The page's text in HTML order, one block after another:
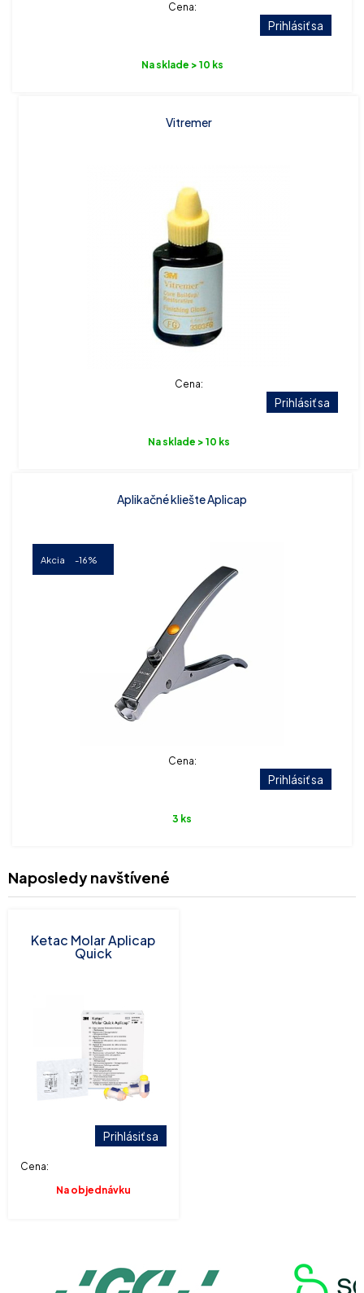
Cena:
Prihlásiť sa
Na sklade > 10 ks
Vitremer
Cena:
Prihlásiť sa
Na sklade > 10 ks
Aplikačné kliešte Aplicap
Akcia -16%
Cena:
Prihlásiť sa
3 ks
Naposledy navštívené
Ketac Molar Aplicap
Quick
Cena:
Prihlásiť sa
Na objednávku